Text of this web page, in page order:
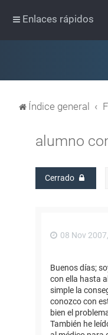
Enlaces rápidos
Índice general
alumno
Cerrado
08 Nov
Buenos días;
con ella hasta
simple la
conozco con
bien el
También he